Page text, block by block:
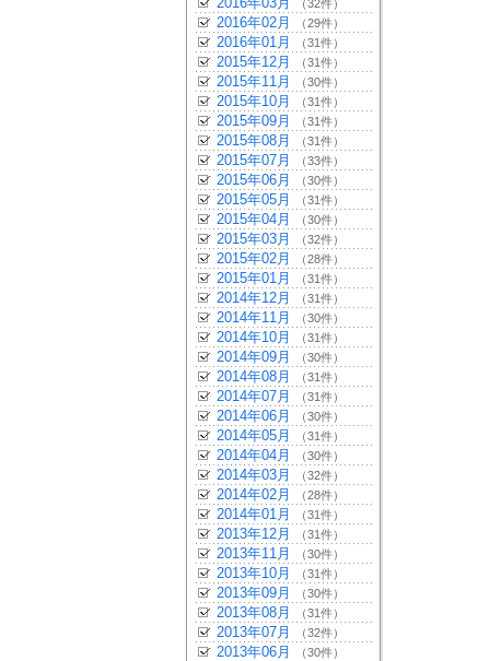
（32件）
2016年02月 （29件）
2016年01月 （31件）
2015年12月 （31件）
2015年11月 （30件）
2015年10月 （31件）
2015年09月 （31件）
2015年08月 （31件）
2015年07月 （33件）
2015年06月 （30件）
2015年05月 （31件）
2015年04月 （30件）
2015年03月 （32件）
2015年02月 （28件）
2015年01月 （31件）
2014年12月 （31件）
2014年11月 （30件）
2014年10月 （31件）
2014年09月 （30件）
2014年08月 （31件）
2014年07月 （31件）
2014年06月 （30件）
2014年05月 （31件）
2014年04月 （30件）
2014年03月 （32件）
2014年02月 （28件）
2014年01月 （31件）
2013年12月 （31件）
2013年11月 （30件）
2013年10月 （31件）
2013年09月 （30件）
2013年08月 （31件）
2013年07月 （32件）
2013年06月 （30件）